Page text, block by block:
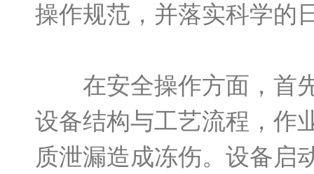
操作规范，并落实科学的
在安全操作方面，首先
设备结构与工艺流程，作
质泄漏造成冻伤。设备启